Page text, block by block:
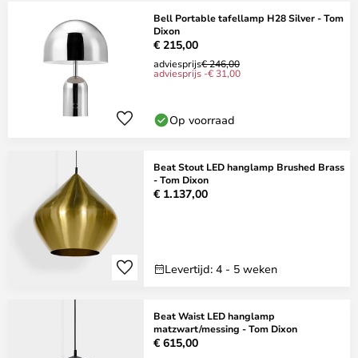
Bell Portable tafellamp H28 Silver - Tom
Dixon
€ 215,00
adviesprijs€ 246,00
adviesprijs -€ 31,00
Op voorraad
Beat Stout LED hanglamp Brushed Brass
- Tom Dixon
€ 1.137,00
Levertijd: 4 - 5 weken
Beat Waist LED hanglamp
matzwart/messing - Tom Dixon
€ 615,00